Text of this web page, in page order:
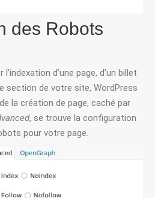
des Robots
d’une page, d’un billet
section de votre site, WordPress
la création de page, caché par
, se trouve la configuration
pour votre page.